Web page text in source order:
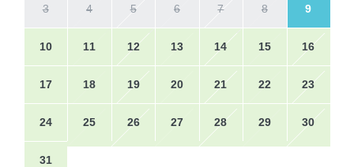
3 4 5 6 7 8 9
10 11 12 13 14 15 16
17 18 19 20 21 22 23
24 25 26 27 28 29 30
31